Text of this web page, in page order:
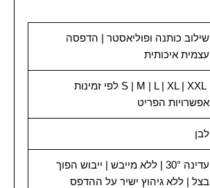
שילוב כותנה ופוליאסטר | הדפסה
עצמית איכותית
S | M | L | XL | XXL לפי זמינות
אפשרויות הפריט
לבן
עדינה 30° | ללא מייבש | ייבוש הפוך
בצל | ללא גיהוץ ישיר על ההדפס